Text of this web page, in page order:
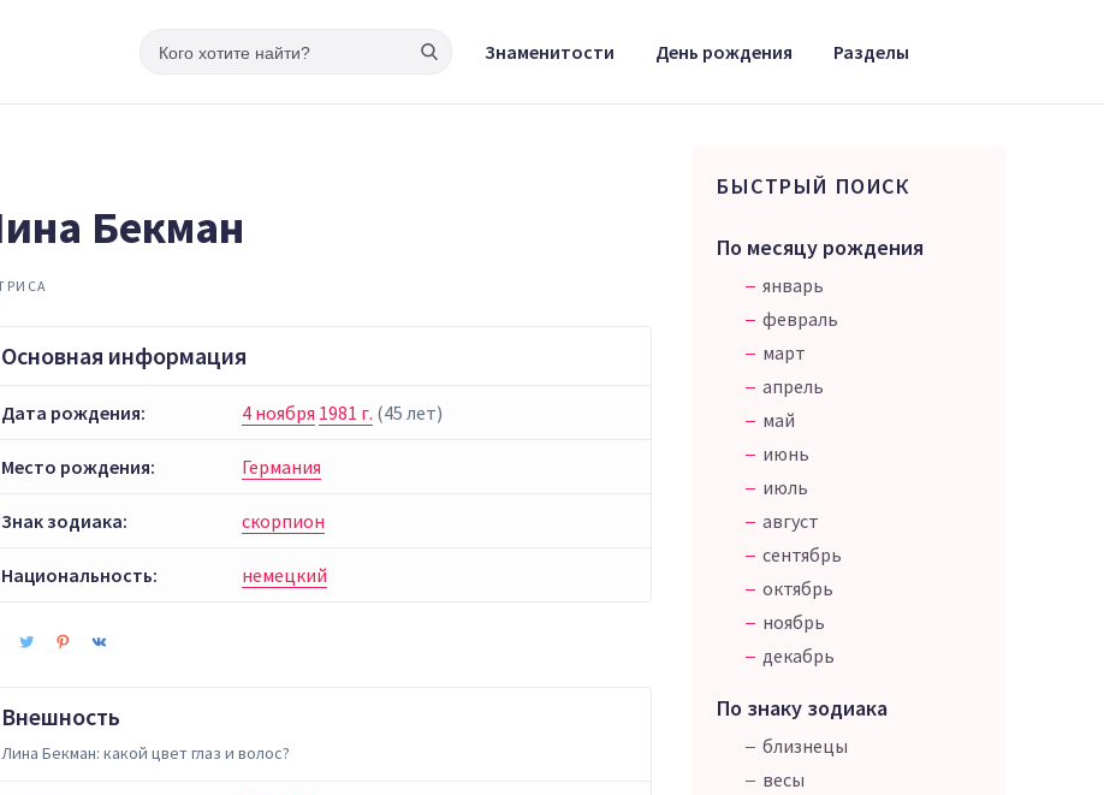
Знаменитости День рождения Разделы
Бекман
Основная информация
Дата рождения: 4 ноября 1981 г. (45 лет)
Место рождения: Германия
Знак зодиака: скорпион
Национальность: немецкий
Внешность
Лина Бекман: какой цвет глаз и волос?
БЫСТРЫЙ ПОИСК
По месяцу рождения
январь
февраль
март
апрель
май
июнь
июль
август
сентябрь
октябрь
ноябрь
декабрь
По знаку зодиака
близнецы
весы